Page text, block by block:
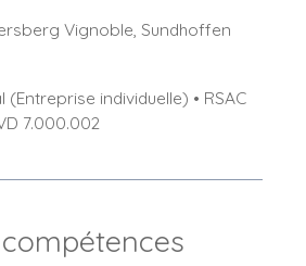
Vignoble, Sundhoffen
individuelle) • RSAC
7.000.002